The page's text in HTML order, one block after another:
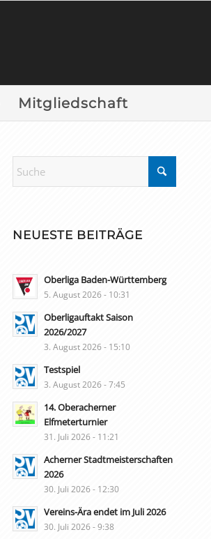
Mitgliedschaft
NEUESTE BEITRÄGE
Oberliga Baden-Württemberg
5. August 2026 - 10:31
Oberligauftakt Saison
2026/2027
3. August 2026 - 15:10
Testspiel
3. August 2026 - 7:45
14. Oberacherner
Elfmeterturnier
31. Juli 2026 - 11:21
Acherner Stadtmeisterschaften
2026
30. Juli 2026 - 12:30
Vereins-Ära endet im Juli 2026
30. Juli 2026 - 9:38